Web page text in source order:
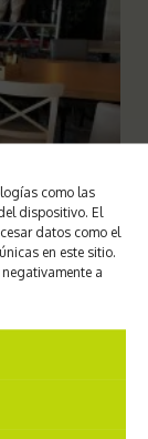
como las
dispositivo. El
datos como el
en este sitio.
a